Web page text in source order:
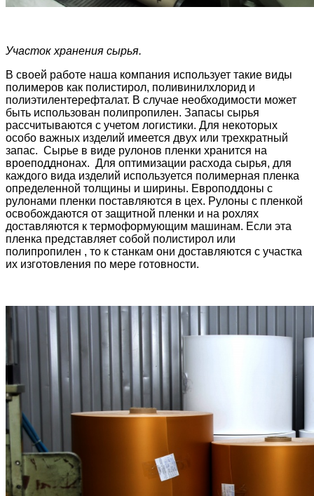
Участок хранения сырья.
В своей работе наша компания использует такие виды
полимеров как полистирол, поливинилхлорид и
полиэтилентерефталат. В случае необходимости может
быть использован полипропилен. Запасы сырья
рассчитываются с учетом логистики. Для некоторых
особо важных изделий имеется двух или трехкратный
запас. Сырье в виде рулонов пленки хранится на
вроеподднонах. Для оптимизации расхода сырья, для
каждого вида изделий используется полимерная пленка
определенной толщины и ширины. Европоддоны с
рулонами пленки поставляются в цех. Рулоны с пленкой
освобождаются от защитной пленки и на рохлях
доставляются к термоформующим машинам. Если эта
пленка представляет собой полистирол или
полипропилен , то к станкам они доставляются с участка
их изготовления по мере готовности.